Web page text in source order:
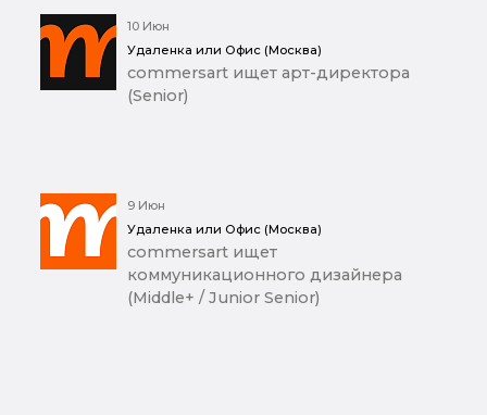
10 Июн
Удаленка или Офис (Москва)
commersart ищет арт-директора
(Senior)
9 Июн
Удаленка или Офис (Москва)
commersart ищет
коммуникационного дизайнера
(Middle+ / Junior Senior)